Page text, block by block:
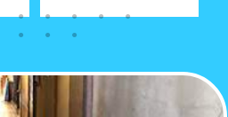
)小
内海製作所(大正9年創業)が今
ン・グッズ